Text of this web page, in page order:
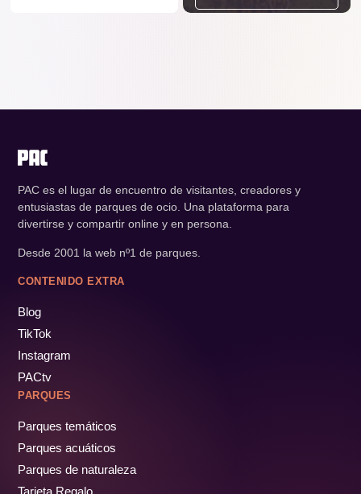
PAC es el lugar de encuentro de visitantes, creadores y
entusiastas de parques de ocio. Una plataforma para
divertirse y compartir online y en persona.
Desde 2001 la web nº1 de parques.
CONTENIDO EXTRA
Blog
TikTok
Instagram
PACtv
PARQUES
Parques temáticos
Parques acuáticos
Parques de naturaleza
Tarjeta Regalo